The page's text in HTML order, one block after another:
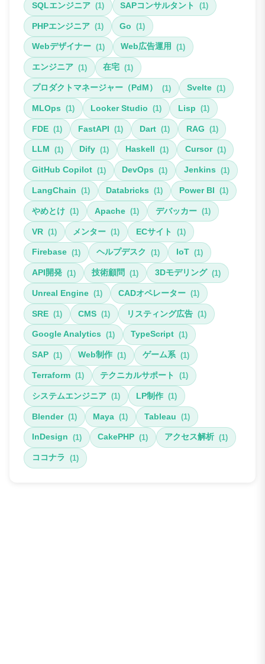
SQLエンジニア (1) SAPコンサルタント (1)
PHPエンジニア (1) Go (1)
Webデザイナー (1) Web広告運用 (1)
エンジニア (1) 在宅 (1)
プロダクトマネージャー（PdM） (1) Svelte (1)
MLOps (1) Looker Studio (1) Lisp (1)
FDE (1) FastAPI (1) Dart (1) RAG (1)
LLM (1) Dify (1) Haskell (1) Cursor (1)
GitHub Copilot (1) DevOps (1) Jenkins (1)
LangChain (1) Databricks (1) Power BI (1)
やめとけ (1) Apache (1) デバッカー (1)
VR (1) メンター (1) ECサイト (1)
Firebase (1) ヘルプデスク (1) IoT (1)
API開発 (1) 技術顧問 (1) 3Dモデリング (1)
Unreal Engine (1) CADオペレーター (1)
SRE (1) CMS (1) リスティング広告 (1)
Google Analytics (1) TypeScript (1)
SAP (1) Web制作 (1) ゲーム系 (1)
Terraform (1) テクニカルサポート (1)
システムエンジニア (1) LP制作 (1)
Blender (1) Maya (1) Tableau (1)
InDesign (1) CakePHP (1) アクセス解析 (1)
ココナラ (1)